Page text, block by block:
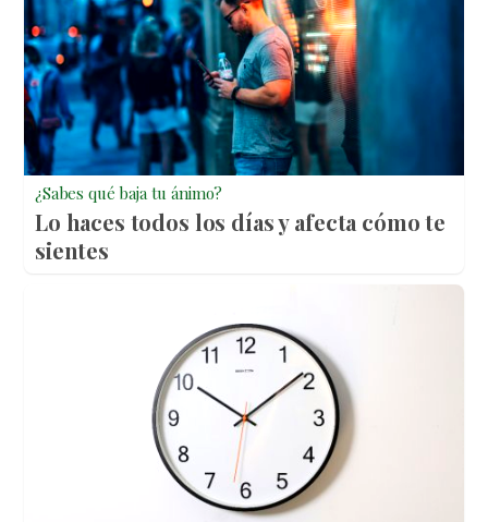
¿Sabes qué baja tu ánimo?
Lo haces todos los días y afecta cómo te
sientes